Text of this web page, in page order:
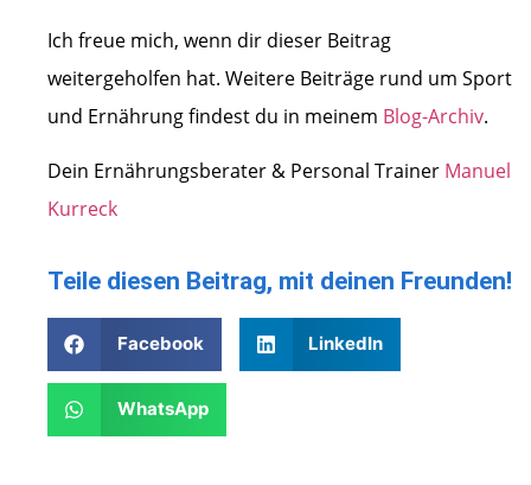
Ich freue mich, wenn dir dieser Beitrag
weitergeholfen hat. Weitere Beiträge rund um Sport
und Ernährung findest du in meinem Blog-Archiv.
Dein Ernährungsberater & Personal Trainer Manuel
Kurreck
Teile diesen Beitrag, mit deinen Freunden!
Facebook LinkedIn
WhatsApp